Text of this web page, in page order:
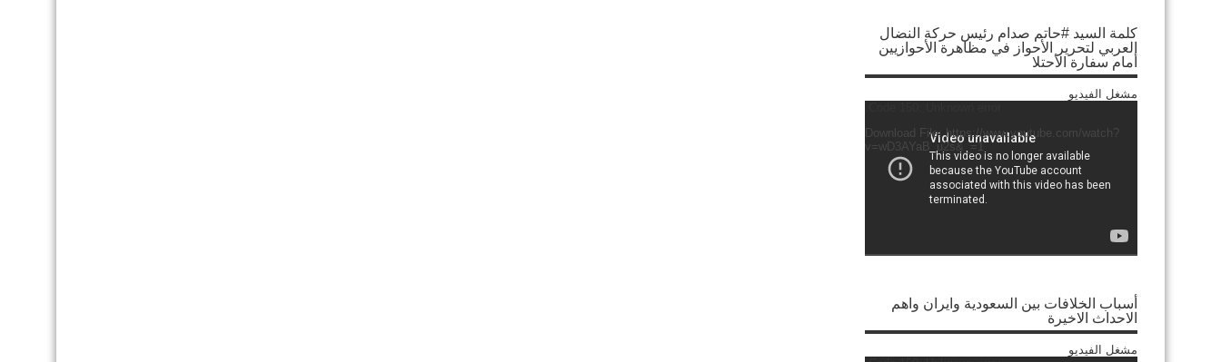
كلمة السيد #حاتم صدام رئيس حركة النضال
العربي لتحرير الأحواز في مظاهرة الأحوازيين
أمام سفارة الأحتلا
مشغل الفيديو
Download File: https://www.youtube.com/watch?
v=wD3AYaB_u2s&_=1
أسباب الخلافات بين السعودية وايران واهم
الاحداث الاخيرة
مشغل الفيديو